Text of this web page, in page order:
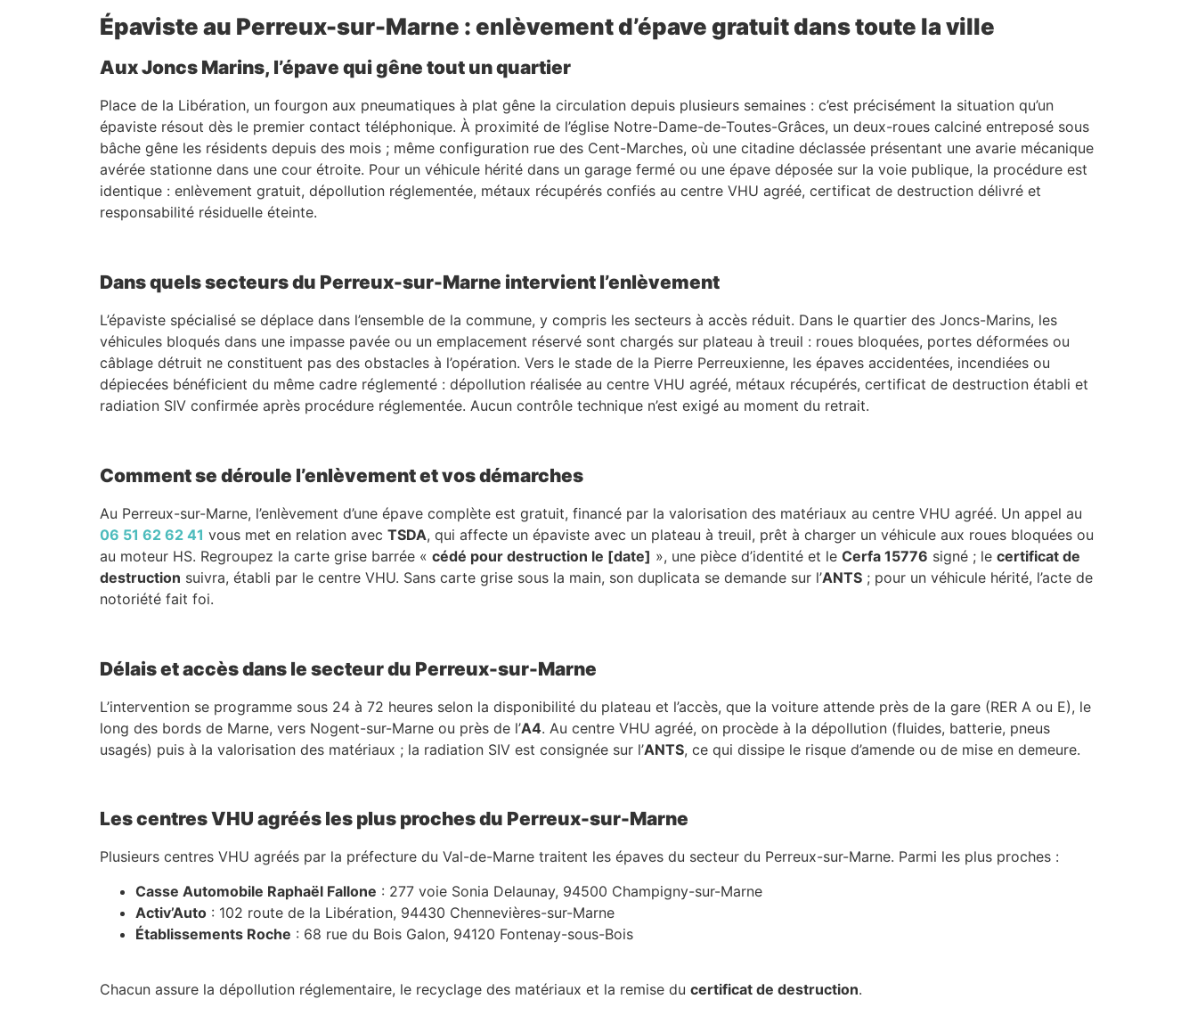
Épaviste au Perreux-sur-Marne : enlèvement d’épave gratuit dans toute la ville
Aux Joncs Marins, l’épave qui gêne tout un quartier
Place de la Libération, un fourgon aux pneumatiques à plat gêne la circulation depuis plusieurs semaines : c’est précisément la situation qu’un
épaviste résout dès le premier contact téléphonique. À proximité de l’église Notre-Dame-de-Toutes-Grâces, un deux-roues calciné entreposé sous
bâche gêne les résidents depuis des mois ; même configuration rue des Cent-Marches, où une citadine déclassée présentant une avarie mécanique
avérée stationne dans une cour étroite. Pour un véhicule hérité dans un garage fermé ou une épave déposée sur la voie publique, la procédure est
identique : enlèvement gratuit, dépollution réglementée, métaux récupérés confiés au centre VHU agréé, certificat de destruction délivré et
responsabilité résiduelle éteinte.
Dans quels secteurs du Perreux-sur-Marne intervient l’enlèvement
L’épaviste spécialisé se déplace dans l’ensemble de la commune, y compris les secteurs à accès réduit. Dans le quartier des Joncs-Marins, les
véhicules bloqués dans une impasse pavée ou un emplacement réservé sont chargés sur plateau à treuil : roues bloquées, portes déformées ou
câblage détruit ne constituent pas des obstacles à l’opération. Vers le stade de la Pierre Perreuxienne, les épaves accidentées, incendiées ou
dépiecées bénéficient du même cadre réglementé : dépollution réalisée au centre VHU agréé, métaux récupérés, certificat de destruction établi et
radiation SIV confirmée après procédure réglementée. Aucun contrôle technique n’est exigé au moment du retrait.
Comment se déroule l’enlèvement et vos démarches
Au Perreux-sur-Marne, l’enlèvement d’une épave complète est gratuit, financé par la valorisation des matériaux au centre VHU agréé. Un appel au
06 51 62 62 41 vous met en relation avec TSDA, qui affecte un épaviste avec un plateau à treuil, prêt à charger un véhicule aux roues bloquées ou
au moteur HS. Regroupez la carte grise barrée « cédé pour destruction le [date] », une pièce d’identité et le Cerfa 15776 signé ; le certificat de
destruction suivra, établi par le centre VHU. Sans carte grise sous la main, son duplicata se demande sur l’ANTS ; pour un véhicule hérité, l’acte de
notoriété fait foi.
Délais et accès dans le secteur du Perreux-sur-Marne
L’intervention se programme sous 24 à 72 heures selon la disponibilité du plateau et l’accès, que la voiture attende près de la gare (RER A ou E), le
long des bords de Marne, vers Nogent-sur-Marne ou près de l’A4. Au centre VHU agréé, on procède à la dépollution (fluides, batterie, pneus
usagés) puis à la valorisation des matériaux ; la radiation SIV est consignée sur l’ANTS, ce qui dissipe le risque d’amende ou de mise en demeure.
Les centres VHU agréés les plus proches du Perreux-sur-Marne
Plusieurs centres VHU agréés par la préfecture du Val-de-Marne traitent les épaves du secteur du Perreux-sur-Marne. Parmi les plus proches :
Casse Automobile Raphaël Fallone : 277 voie Sonia Delaunay, 94500 Champigny-sur-Marne
Activ’Auto : 102 route de la Libération, 94430 Chennevières-sur-Marne
Établissements Roche : 68 rue du Bois Galon, 94120 Fontenay-sous-Bois
Chacun assure la dépollution réglementaire, le recyclage des matériaux et la remise du certificat de destruction.